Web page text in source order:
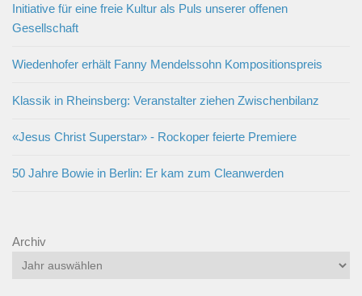
Initiative für eine freie Kultur als Puls unserer offenen
Gesellschaft
Wiedenhofer erhält Fanny Mendelssohn Kompositionspreis
Klassik in Rheinsberg: Veranstalter ziehen Zwischenbilanz
«Jesus Christ Superstar» - Rockoper feierte Premiere
50 Jahre Bowie in Berlin: Er kam zum Cleanwerden
Archiv